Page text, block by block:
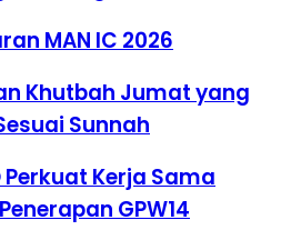
MAN IC 2026
Khutbah Jumat yang
Sunnah
Kerja Sama
GPW14